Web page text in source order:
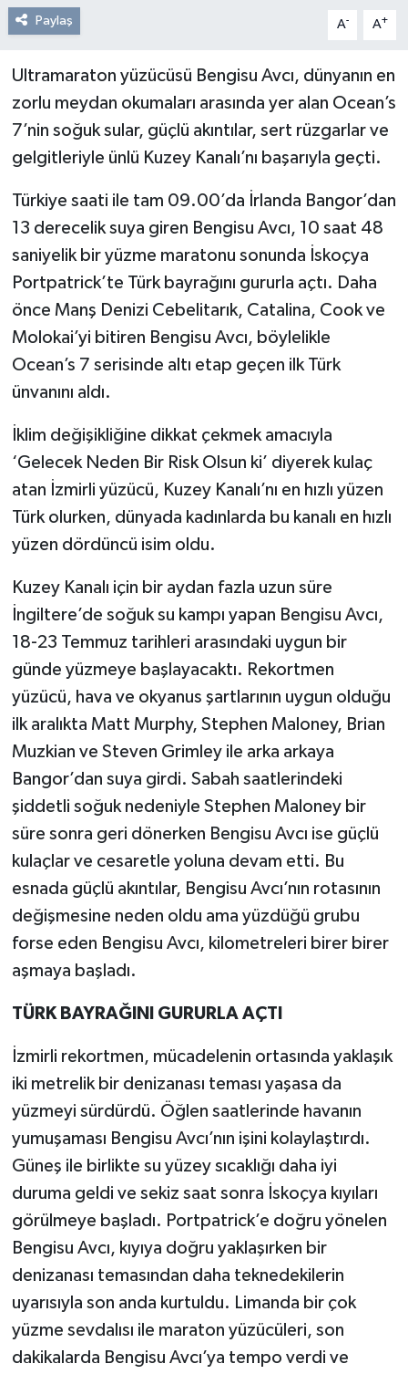
Paylaş A- A+
Ultramaraton yüzücüsü Bengisu Avcı, dünyanın en
zorlu meydan okumaları arasında yer alan Ocean’s
7’nin soğuk sular, güçlü akıntılar, sert rüzgarlar ve
gelgitleriyle ünlü Kuzey Kanalı’nı başarıyla geçti.
Türkiye saati ile tam 09.00’da İrlanda Bangor’dan
13 derecelik suya giren Bengisu Avcı, 10 saat 48
saniyelik bir yüzme maratonu sonunda İskoçya
Portpatrick’te Türk bayrağını gururla açtı. Daha
önce Manş Denizi Cebelitarık, Catalina, Cook ve
Molokai’yi bitiren Bengisu Avcı, böylelikle
Ocean’s 7 serisinde altı etap geçen ilk Türk
ünvanını aldı.
İklim değişikliğine dikkat çekmek amacıyla
‘Gelecek Neden Bir Risk Olsun ki’ diyerek kulaç
atan İzmirli yüzücü, Kuzey Kanalı’nı en hızlı yüzen
Türk olurken, dünyada kadınlarda bu kanalı en hızlı
yüzen dördüncü isim oldu.
Kuzey Kanalı için bir aydan fazla uzun süre
İngiltere’de soğuk su kampı yapan Bengisu Avcı,
18-23 Temmuz tarihleri arasındaki uygun bir
günde yüzmeye başlayacaktı. Rekortmen
yüzücü, hava ve okyanus şartlarının uygun olduğu
ilk aralıkta Matt Murphy, Stephen Maloney, Brian
Muzkian ve Steven Grimley ile arka arkaya
Bangor’dan suya girdi. Sabah saatlerindeki
şiddetli soğuk nedeniyle Stephen Maloney bir
süre sonra geri dönerken Bengisu Avcı ise güçlü
kulaçlar ve cesaretle yoluna devam etti. Bu
esnada güçlü akıntılar, Bengisu Avcı’nın rotasının
değişmesine neden oldu ama yüzdüğü grubu
forse eden Bengisu Avcı, kilometreleri birer birer
aşmaya başladı.
TÜRK BAYRAĞINI GURURLA AÇTI
İzmirli rekortmen, mücadelenin ortasında yaklaşık
iki metrelik bir denizanası teması yaşasa da
yüzmeyi sürdürdü. Öğlen saatlerinde havanın
yumuşaması Bengisu Avcı’nın işini kolaylaştırdı.
Güneş ile birlikte su yüzey sıcaklığı daha iyi
duruma geldi ve sekiz saat sonra İskoçya kıyıları
görülmeye başladı. Portpatrick’e doğru yönelen
Bengisu Avcı, kıyıya doğru yaklaşırken bir
denizanası temasından daha teknedekilerin
uyarısıyla son anda kurtuldu. Limanda bir çok
yüzme sevdalısı ile maraton yüzücüleri, son
dakikalarda Bengisu Avcı’ya tempo verdi ve